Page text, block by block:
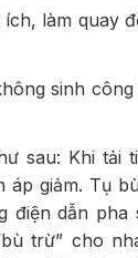
làm quay
sinh
sau: Khi tải
áp giảm. Tụ
điện dẫn
trừ” cho